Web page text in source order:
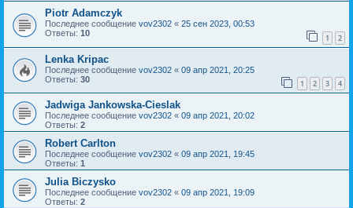
Piotr Adamczyk
Последнее сообщение vov2302 « 25 сен 2023, 00:53
Ответы: 10 1 2
Lenka Kripac
Последнее сообщение vov2302 « 09 апр 2021, 20:25
Ответы: 30 1 2 3 4
Jadwiga Jankowska-Cieslak
Последнее сообщение vov2302 « 09 апр 2021, 20:02
Ответы: 2
Robert Carlton
Последнее сообщение vov2302 « 09 апр 2021, 19:45
Ответы: 1
Julia Biczysko
Последнее сообщение vov2302 « 09 апр 2021, 19:09
Ответы: 2